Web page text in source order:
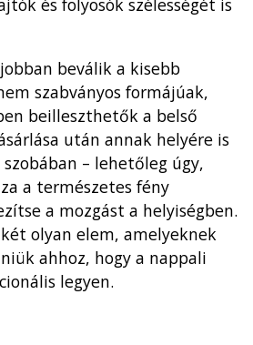
és folyosók szélességét is
beválik a kisebb
szabványos formájúak,
beilleszthetők a belső
után annak helyére is
– lehetőleg úgy,
a természetes fény
a mozgást a helyiségben.
olyan elem, amelyeknek
ahhoz, hogy a nappali
legyen.